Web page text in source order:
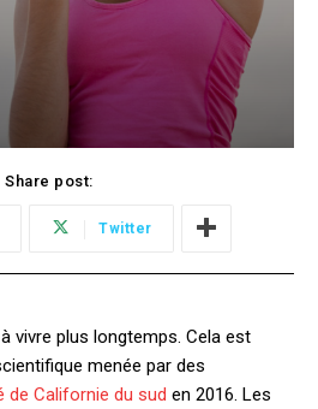
Share post:
Twitter
vivre plus longtemps. Cela est
menée par des
de Californie du sud en 2016. Les